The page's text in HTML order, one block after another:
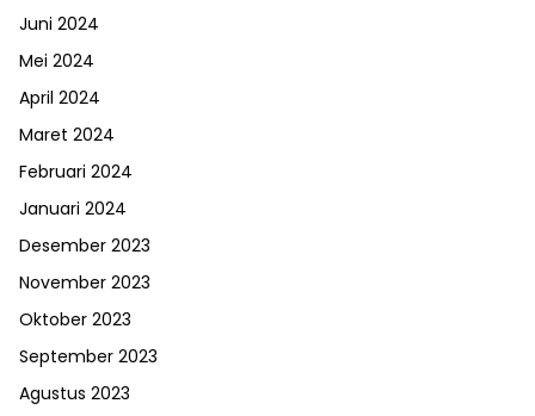
Juni 2024
Mei 2024
April 2024
Maret 2024
Februari 2024
Januari 2024
Desember 2023
November 2023
Oktober 2023
September 2023
Agustus 2023